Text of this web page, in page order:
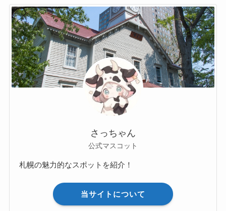
さっちゃん
公式マスコット
札幌の魅力的なスポットを紹介！
当サイトについて